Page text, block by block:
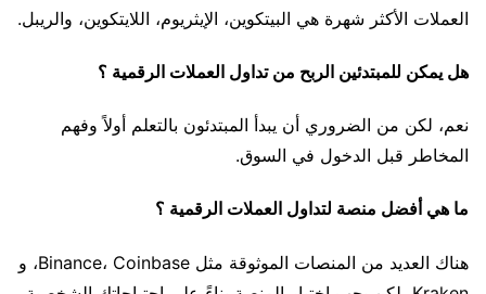
العملات الأكثر شهرة هي البيتكوين، الإيثريوم، اللايتكوين، والريبل.
هل يمكن للمبتدئين الربح من تداول العملات الرقمية ؟
نعم، لكن من الضروري أن يبدأ المبتدئون بالتعلم أولاً وفهم
المخاطر قبل الدخول في السوق.
ما هي أفضل منصة لتداول العملات الرقمية ؟
هناك العديد من المنصات الموثوقة مثل Binance، Coinbase، و